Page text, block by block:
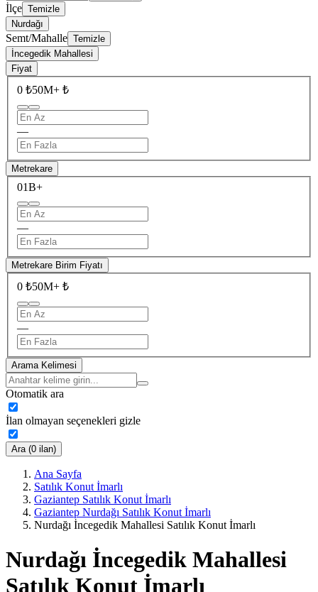
İlçe Temizle
Nurdağı
Semt/Mahalle Temizle
İncegedik Mahallesi
Fiyat
0 ₺50M+ ₺
—
Metrekare
01B+
—
Metrekare Birim Fiyatı
0 ₺50M+ ₺
—
Arama Kelimesi
Otomatik ara
İlan olmayan seçenekleri gizle
Ara (0 ilan)
Ana Sayfa
Satılık Konut İmarlı
Gaziantep Satılık Konut İmarlı
Gaziantep Nurdağı Satılık Konut İmarlı
Nurdağı İncegedik Mahallesi Satılık Konut İmarlı
Nurdağı İncegedik Mahallesi
Satılık Konut İmarlı